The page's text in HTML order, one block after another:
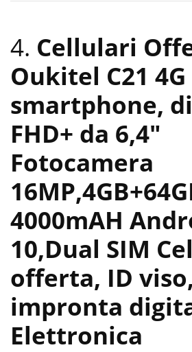
4. Cellulari
Oukitel C21 4G
smartphone,
FHD+ da 6,4″
Fotocamera
4000mAH
10,Dual SIM
offerta, ID
impronta
Elettronica